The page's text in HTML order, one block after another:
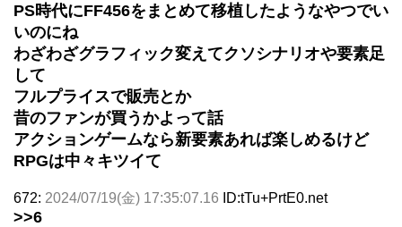
PS時代にFF456をまとめて移植したようなやつでい
いのにね
わざわざグラフィック変えてクソシナリオや要素足
して
フルプライスで販売とか
昔のファンが買うかよって話
アクションゲームなら新要素あれば楽しめるけど
RPGは中々キツイて
672: 2024/07/19(金) 17:35:07.16 ID:tTu+PrtE0.net
>>6